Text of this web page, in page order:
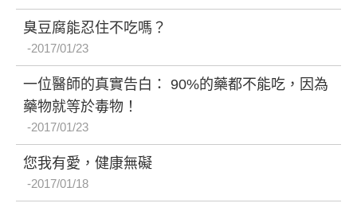
臭豆腐能忍住不吃嗎？
2017/01/23
一位醫師的真實告白： 90%的藥都不能吃，因為
藥物就等於毒物！
2017/01/23
您我有愛，健康無礙
2017/01/18